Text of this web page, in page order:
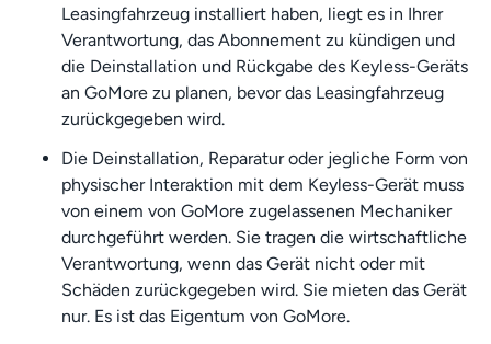
Leasingfahrzeug installiert haben, liegt es in Ihrer
Verantwortung, das Abonnement zu kündigen und
die Deinstallation und Rückgabe des Keyless-Geräts
an GoMore zu planen, bevor das Leasingfahrzeug
zurückgegeben wird.
Die Deinstallation, Reparatur oder jegliche Form von
physischer Interaktion mit dem Keyless-Gerät muss
von einem von GoMore zugelassenen Mechaniker
durchgeführt werden. Sie tragen die wirtschaftliche
Verantwortung, wenn das Gerät nicht oder mit
Schäden zurückgegeben wird. Sie mieten das Gerät
nur. Es ist das Eigentum von GoMore.